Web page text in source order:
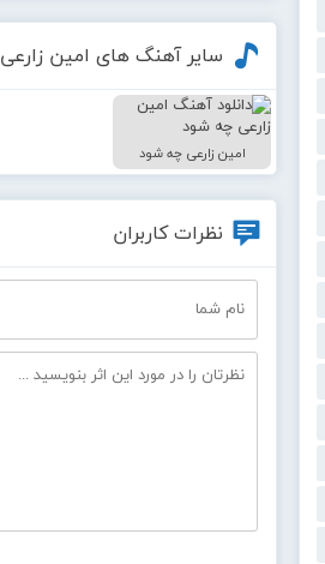
سایر آهنگ های امین زارعی
امین زارعی چه شود
نظرات کاربران